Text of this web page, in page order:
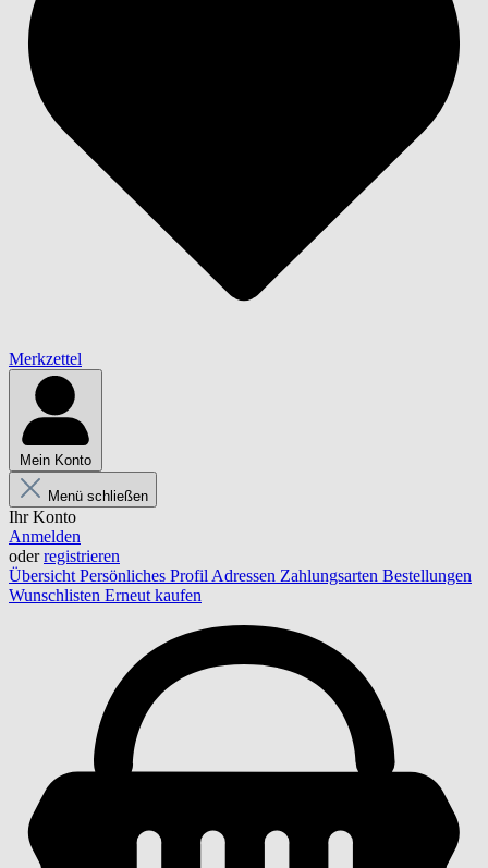
Merkzettel
Mein Konto
Menü schließen
Ihr Konto
Anmelden
oderregistrieren
Übersicht Persönliches Profil Adressen Zahlungsarten Bestellungen
Wunschlisten Erneut kaufen